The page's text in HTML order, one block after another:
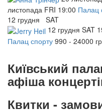
листопада FRI 19:00 Палац
12 грудня SAT
12 грудня SAT
Палац спорту 990 - 24000
Київський
афіша
Квитки -